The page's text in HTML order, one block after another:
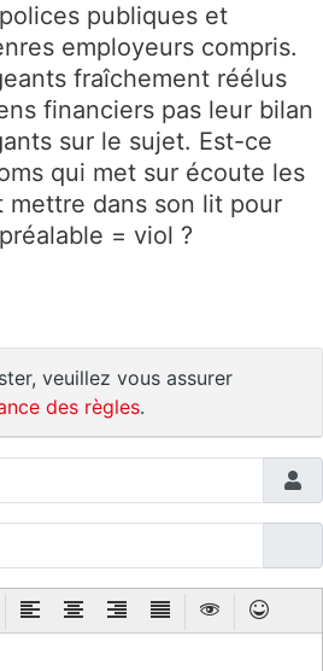
publiques et
employeurs compris.
fraîchement réélus
financiers pas leur bilan
sur le sujet. Est-ce
qui met sur écoute les
mettre dans son lit pour
= viol ?
veuillez vous assurer
des règles.